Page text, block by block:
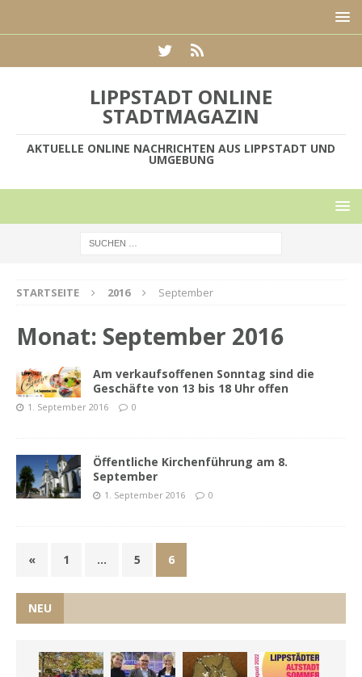
LIPPSTADT ONLINE
STADTMAGAZIN
AKTUELLE ONLINE NACHRICHTEN AUS LIPPSTADT UND
UMGEBUNG
STARTSEITE 2016 September
Monat: September 2016
Am verkaufsoffenen Sonntag sind die
Geschäfte von 13 bis 18 Uhr offen
1. September 2016 0
Öffentliche Kirchenführung am 8.
September
1. September 2016 0
« 1 … 5 6
NEU